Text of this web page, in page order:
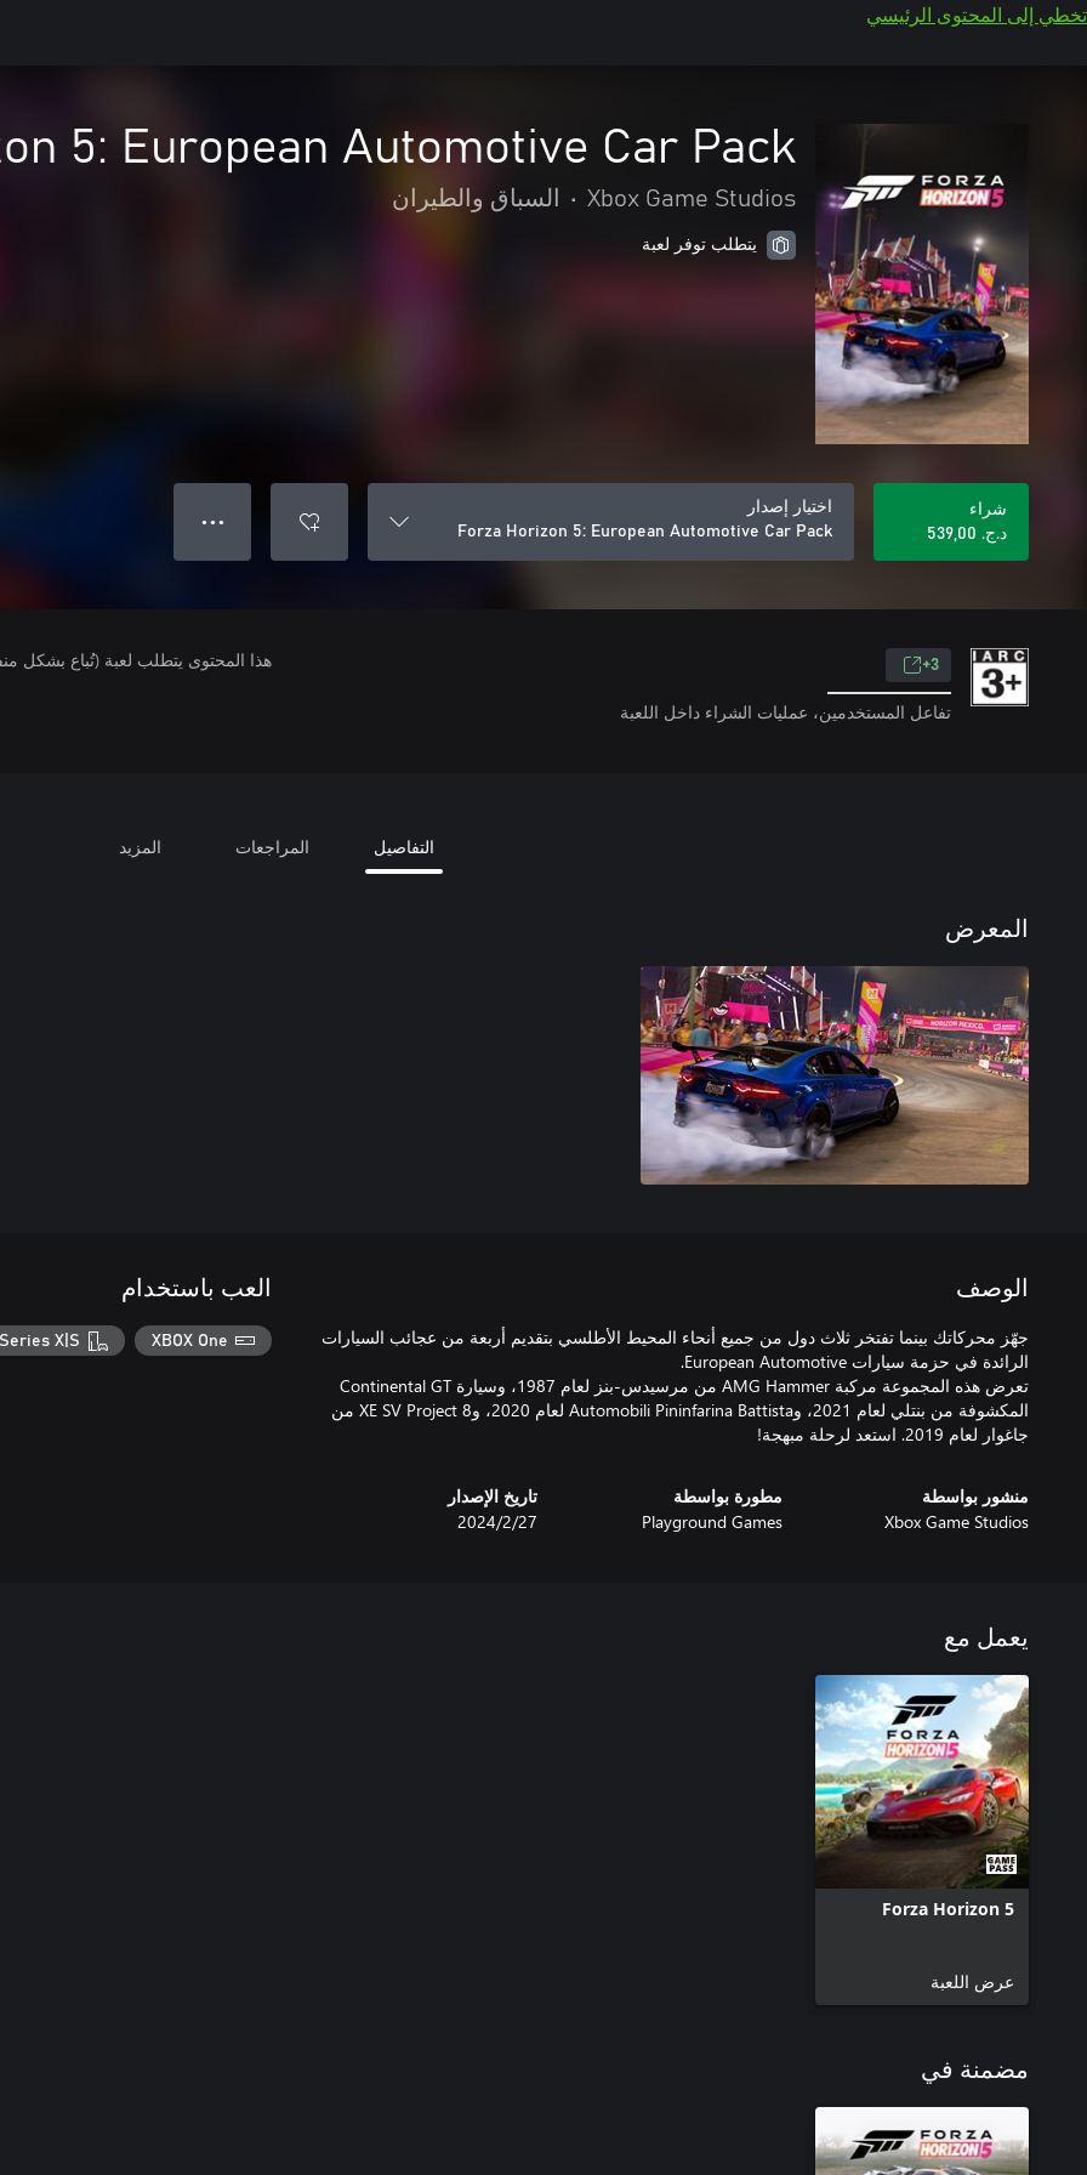
تخطي إلى المحتوى الرئيسي
5: European Automotive Car Pack
Xbox Game Studios
• السباق والطيران
يتطلب توفر لعبة
شراء
د.ج.‏ 539,00
اختيار إصدار
Forza Horizon 5: European Automotive Car Pack
● ● ●
3+
تفاعل المستخدمين، عمليات الشراء داخل اللعبة
هذا المحتوى يتطلب لعبة (تُباع بشكل
التفاصيل المراجعات المزيد
المعرض
الوصف
جهّز محركاتك بينما تفتخر ثلاث دول من جميع أنحاء المحيط الأطلسي بتقديم أربعة من عجائب السيارات
تعرض هذه المجموعة مركبة AMG Hammer من مرسيدس-بنز لعام 1987، وسيارة Continental GT
المكشوفة من بنتلي لعام 2021، وAutomobili Pininfarina Battista لعام 2020، وXE SV Project 8 من
جاغوار لعام 2019. استعد لرحلة مبهجة!
منشور بواسطة
Xbox Game Studios
مطورة بواسطة
Playground Games
تاريخ الإصدار
27‏/2‏/2024
العب باستخدام
XBOX One
X|S
يعمل مع
Forza Horizon 5
عرض اللعبة
مضمنة في